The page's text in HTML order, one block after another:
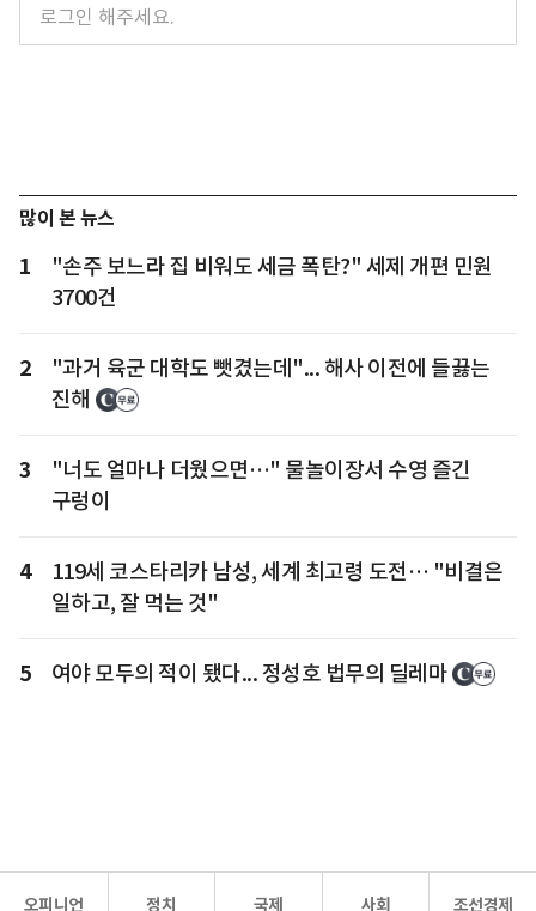
많이 본 뉴스
1
"손주 보느라 집 비워도 세금 폭탄?" 세제 개편 민원
3700건
2
"과거 육군 대학도 뺏겼는데"... 해사 이전에 들끓는
진해
3
"너도 얼마나 더웠으면…" 물놀이장서 수영 즐긴
구렁이
4
119세 코스타리카 남성, 세계 최고령 도전… "비결은
일하고, 잘 먹는 것"
5 여야 모두의 적이 됐다... 정성호 법무의 딜레마
오피니언 정치 국제 사회 조선경제